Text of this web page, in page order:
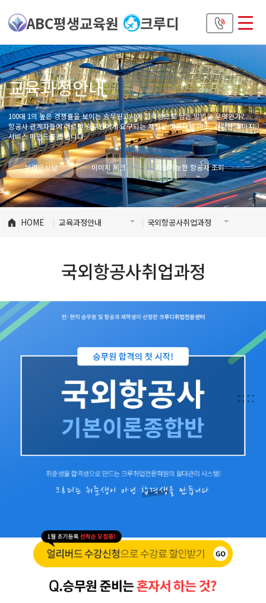
ABC평생교육원 크루디
교육과정안내
100대 1의 높은 경쟁률을 보이는 승무원고시에 합격생으로 남는 방법은 무엇인가?
항공사 관계자들에 따르면 승무원에게 요구되는 자질은 아름다운 미소, 건강한 이미지,
서비스 마인드를 뽑습니다.
온라인상담 이미지 체크 지원가능한 항공사 조회
HOME 교육과정안내 국외항공사취업과정
국외항공사취업과정